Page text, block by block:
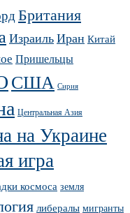
Британия
ИзраильИран Китай
Пришельцы
США Сирия
Центральная Азия
на Украине
игра
космоса земля
либералы мигранты